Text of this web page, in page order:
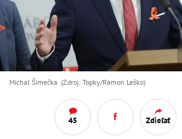
Michal Šimečka (Zdroj: Topky/Ramon Leško)
45 Zdieľať